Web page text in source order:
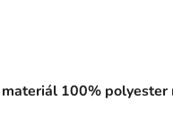
100%